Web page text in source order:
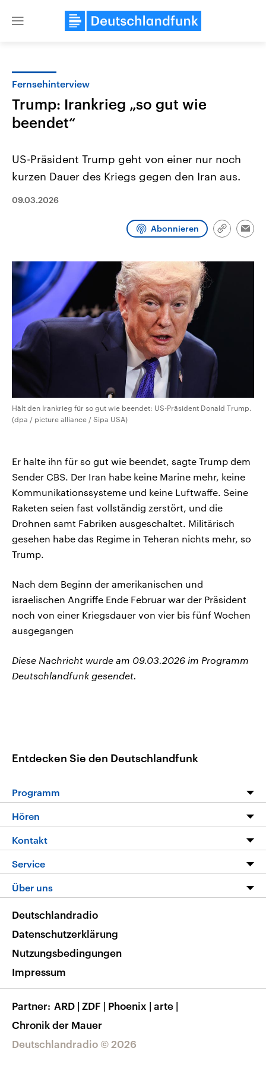
Close
Bundesland von einer Koalition aus
CDU, SPD und FDP regiert.-
Umfragen, Prognosen,
Wahlprogramme, aktuelle Berichte
und Hintergründe zu den Parteien
und Kandidaten der anstehenden
Wahl.
Hintergründe
Wirtschaftlich und
mit großem Einfluss auf
aktuelle Weltgeschehen.
Sendungen Programm Podcasts
Audio-Archiv
Fernsehinterview
Trump: Irankrieg „so gut wie
beendet“
US-Präsident Trump geht von einer nur noch
kurzen Dauer des Kriegs gegen den Iran aus.
09.03.2026
Abonnieren
Link
Hält den Irankrieg für so gut wie beendet: US-Präsident Donald Trump.
(dpa / picture alliance / Sipa USA)
Er halte ihn für so gut wie beendet, sagte Trump dem
Sender CBS. Der Iran habe keine Marine mehr, keine
Kommunikationssysteme und keine Luftwaffe. Seine
Raketen seien fast vollständig zerstört, und die
Drohnen samt Fabriken ausgeschaltet. Militärisch
gesehen habe das Regime in Teheran nichts mehr, so
Trump.
Nach dem Beginn der amerikanischen und
israelischen Angriffe Ende Februar war der Präsident
noch von einer Kriegsdauer von vier bis fünf Wochen
ausgegangen
Diese Nachricht wurde am 09.03.2026 im Programm
Deutschlandfunk gesendet.
Entdecken Sie den Deutschlandfunk
Programm
Programm
Die Nachrichten
Nachrichtenleicht
Neue Beiträge auf dlf.de
Hören
Livestream
Podcasts
Deutschlandfunk App
Nachrichten App
Frequenzen
Kontakt
Hörerservice
Service
FAQ
Veranstaltungen
Musikliste
RSS
Über uns
Barrierefreiheit
Deutschlandradio © 2026
Deutschlandradio
Datenschutzerklärung
Nutzungsbedingungen
Impressum
Partner ARD | ZDF | Phoenix | arte |
Chronik der Mauer